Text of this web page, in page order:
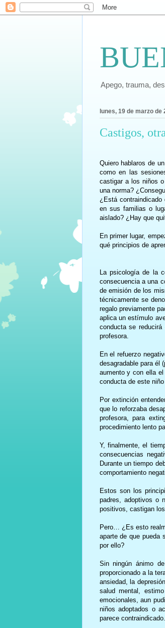
Apego, trauma,
lunes, 19 de marzo de
Castigos,
Quiero hablaros de
como en las
castigar a los niños
una norma?
¿Está
en sus familias o
aislado? ¿Hay que
En primer lugar,
qué principios de
La psicología de la
consecuencia a una
de emisión de los
técnicamente se
regalo previamente
aplica un estímulo
conducta se
profesora.
En el refuerzo
desagradable para él
aumento y con ella
conducta de este
Por extinción
que lo reforzaba
profesora, para
procedimiento lento
Y, finalmente, el
consecuencias
Durante un tiempo
comportamiento
Estos son los
padres, adoptivos o
positivos, castigan
Pero… ¿Es esto
aparte de que pueda
por ello?
Sin ningún ánimo
proporcionado a la
ansiedad, la
salud mental,
emocionales, aun
niños adoptados o
parece